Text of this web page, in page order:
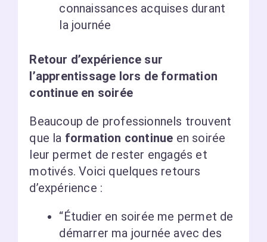
connaissances acquises durant
la journée
Retour d’expérience sur
l’apprentissage lors de formation
continue en soirée
Beaucoup de professionnels trouvent
que la formation continue en soirée
leur permet de rester engagés et
motivés. Voici quelques retours
d’expérience :
“Étudier en soirée me permet de
démarrer ma journée avec des